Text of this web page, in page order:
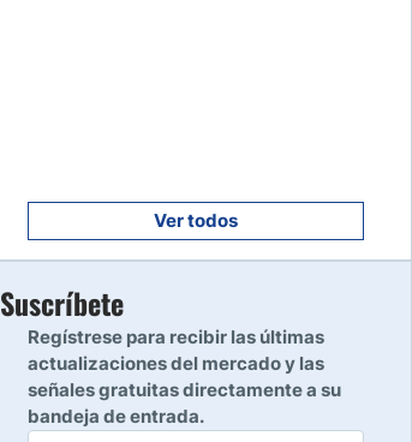
Leer reseña
10
Ver todos
Suscríbete
Regístrese para recibir las últimas
actualizaciones del mercado y las
señales gratuitas directamente a su
bandeja de entrada.